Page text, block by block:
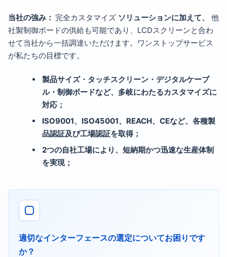
当社の強み： 完全カスタマイズ ソリューションに加えて、
他
社製制御ボードの供給も可能であり、LCDスクリーンと合わ
せて当社から一括調達いただけます。ワンストップサービス
が私たちの目標です。
製品サイズ・タッチスクリーン・デジタルケーブ
ル・制御ボードなど、多岐にわたるカスタマイズに
対応；
ISO9001、ISO45001、REACH、CEなど、各種製
品認証及び工場認証を取得；
2つの自社工場により、短納期かつ迅速な生産体制
を実現；
適切なインターフェースの選定についてお困りです
か？